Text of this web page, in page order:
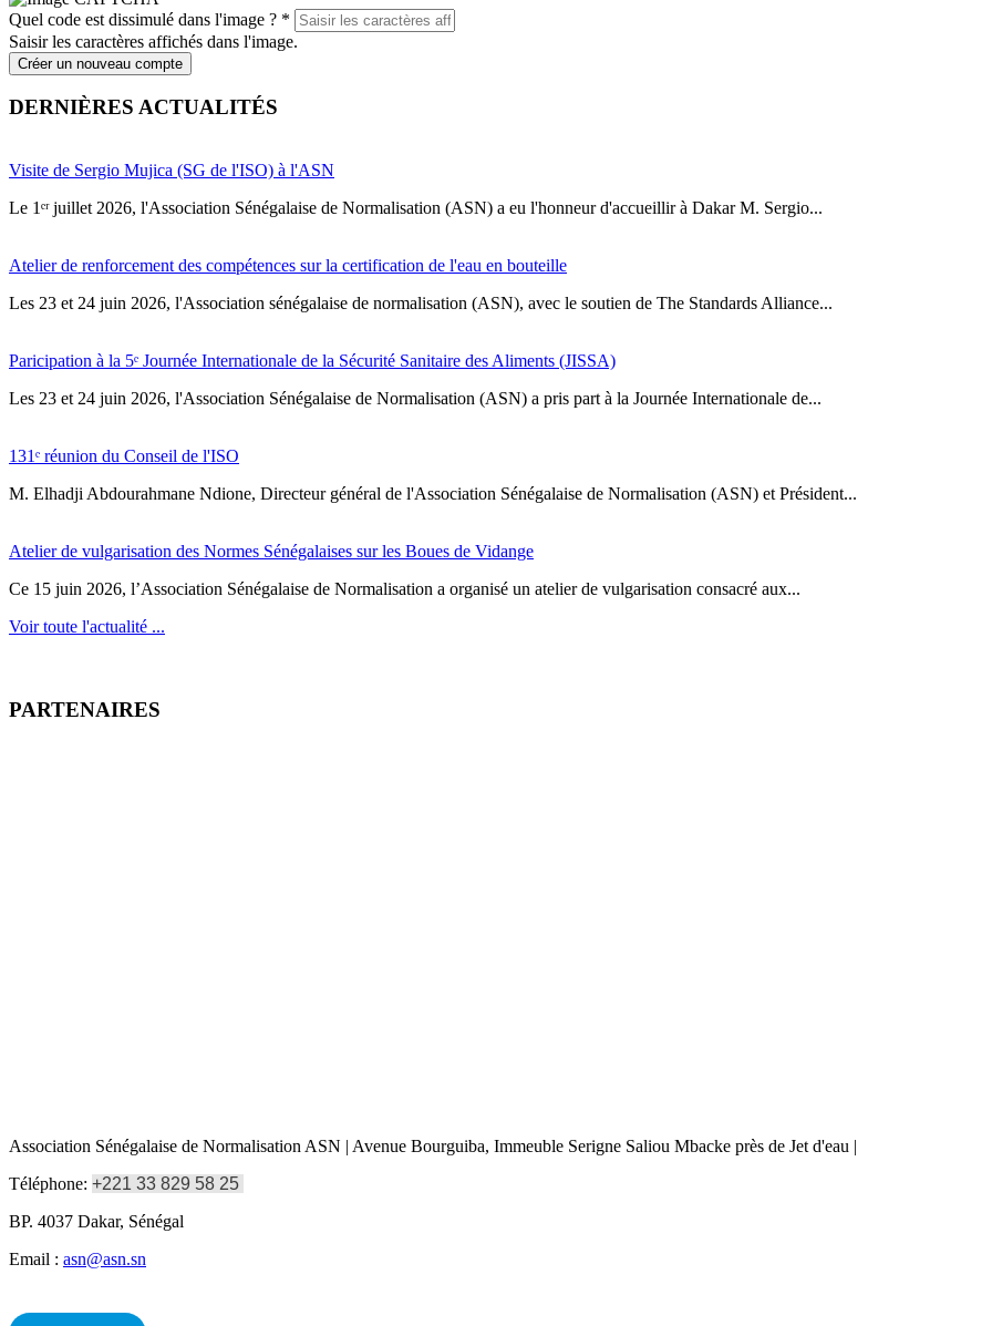
Quel code est dissimulé dans l'image ? *
Saisir les caractères affichés dans l'image.
Créer un nouveau compte
DERNIÈRES ACTUALITÉS
Visite de Sergio Mujica (SG de l'ISO) à l'ASN
Le 1ᵉʳ juillet 2026, l'Association Sénégalaise de Normalisation (ASN) a eu l'honneur d'accueillir à Dakar M. Sergio...
Atelier de renforcement des compétences sur la certification de l'eau en bouteille
Les 23 et 24 juin 2026, l'Association sénégalaise de normalisation (ASN), avec le soutien de The Standards Alliance...
Paricipation à la 5ᵉ Journée Internationale de la Sécurité Sanitaire des Aliments (JISSA)
‎Les 23 et 24 juin 2026, l'Association Sénégalaise de Normalisation (ASN) a pris part à la Journée Internationale de...
131ᵉ réunion du Conseil de l'ISO
M. Elhadji Abdourahmane Ndione, Directeur général de l'Association Sénégalaise de Normalisation (ASN) et Président...
Atelier de vulgarisation des Normes Sénégalaises sur les Boues de Vidange
Ce 15 juin 2026, l’Association Sénégalaise de Normalisation a organisé un atelier de vulgarisation consacré aux...
Voir toute l'actualité ...
PARTENAIRES
Association Sénégalaise de Normalisation ASN | Avenue Bourguiba, Immeuble Serigne Saliou Mbacke près de Jet d'eau |
Téléphone: +221 33 829 58 25
BP. 4037 Dakar, Sénégal
Email : asn@asn.sn